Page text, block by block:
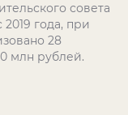
совета
года, при
28
млн рублей.